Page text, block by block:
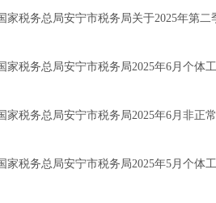
家税务总局安宁市税务局关于2025年第
家税务总局安宁市税务局2025年6月个体
家税务总局安宁市税务局2025年6月非正
家税务总局安宁市税务局2025年5月个体